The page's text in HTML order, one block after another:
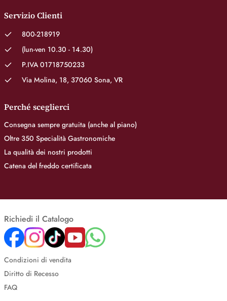
Servizio Clienti
800-218919
(lun-ven 10.30 - 14.30)
P.IVA 01718750233
Via Molina, 18, 37060 Sona, VR
Perché sceglierci
Consegna sempre gratuita (anche al piano)
Oltre 350 Specialità Gastronomiche
La qualità dei nostri prodotti
Catena del freddo certificata
Richiedi il Catalogo
Condizioni di vendita
Diritto di Recesso
FAQ